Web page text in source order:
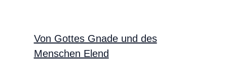
Von Gottes Gnade und des
Menschen Elend